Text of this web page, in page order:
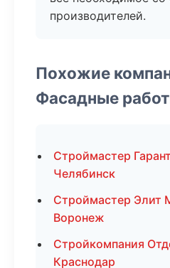
производителей.
Похожие
Фасадные
Строймастер
Челябинск
Строймастер Элит
Воронеж
Стройкомпания
Краснодар